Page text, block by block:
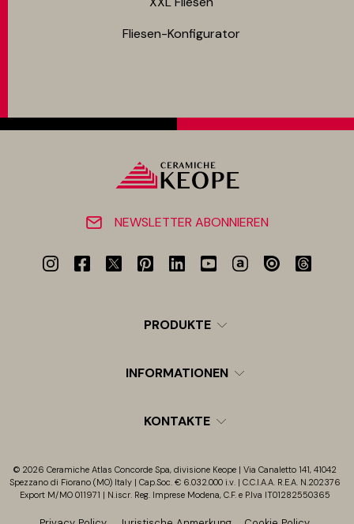
Fliesen-Konfigurator
NEWSLETTER ABONNIEREN
PRODUKTE
INFORMATIONEN
KONTAKTE
© 2026 Ceramiche Atlas Concorde Spa, divisione Keope | Via Canaletto 141, 41042
Spezzano di Fiorano (MO) Italy | Cap.Soc. € 6.032.000 i.v. | C.C.I.A.A. R.E.A. N.202376
Export M/MO 011971 | N.iscr. Reg. Imprese Modena, C.F. e P.Iva IT01282550365